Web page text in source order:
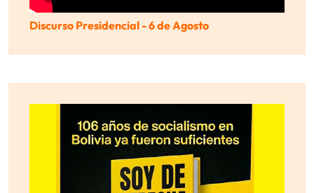
Discurso Presidencial - 6 de Agosto